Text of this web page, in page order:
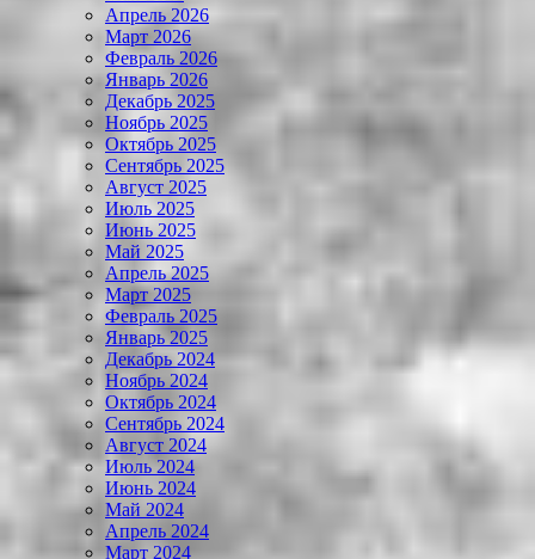
Апрель 2026
Март 2026
Февраль 2026
Январь 2026
Декабрь 2025
Ноябрь 2025
Октябрь 2025
Сентябрь 2025
Август 2025
Июль 2025
Июнь 2025
Май 2025
Апрель 2025
Март 2025
Февраль 2025
Январь 2025
Декабрь 2024
Ноябрь 2024
Октябрь 2024
Сентябрь 2024
Август 2024
Июль 2024
Июнь 2024
Май 2024
Апрель 2024
Март 2024